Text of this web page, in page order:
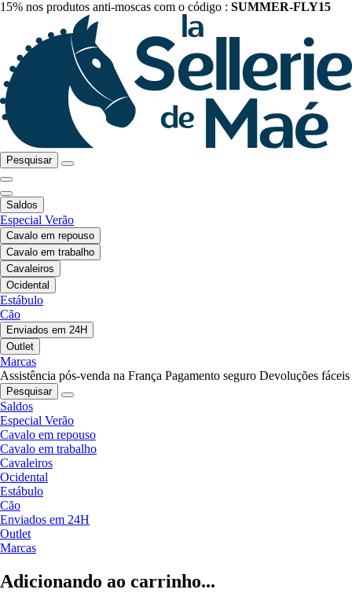
15% nos produtos anti-moscas com o código : SUMMER-FLY15
Pesquisar
Saldos
Especial Verão
Cavalo em repouso
Cavalo em trabalho
Cavaleiros
Ocidental
Estábulo
Cão
Enviados em 24H
Outlet
Marcas
Assistência pós-venda na França Pagamento seguro Devoluções fáceis
Pesquisar
Saldos
Especial Verão
Cavalo em repouso
Cavalo em trabalho
Cavaleiros
Ocidental
Estábulo
Cão
Enviados em 24H
Outlet
Marcas
Adicionando ao carrinho...